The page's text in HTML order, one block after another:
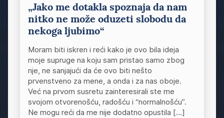
„Jako me dotakla spoznaja da nam
nitko ne može oduzeti slobodu da
nekoga ljubimo“
Moram biti iskren i reći kako je ovo bila ideja
moje supruge na koju sam pristao samo zbog
nje, ne sanjajući da će ovo biti nešto
prvenstveno za mene, a onda i za nas oboje.
Već na prvom susretu zainteresirali ste me
svojom otvorenošću, radošću i “normalnošću”.
Ne mogu reći da me nije dodatno opustila […]